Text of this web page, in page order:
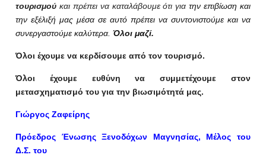
τουρισμού και πρέπει να καταλάβουμε ότι γιατην επιβίωση και
την εξέλιξή μας μέσα σε αυτό πρέπει να συντονιστούμε και να
συνεργαστούμε καλύτερα. Όλοι μαζί.
Όλοι έχουμε να κερδίσουμε από τον τουρισμό.
Όλοι έχουμε ευθύνη να συμμετέχουμε στον
μετασχηματισμό του για την βιωσιμότητά μας.
Γιώργος Ζαφείρης
Πρόεδρος Ένωσης Ξενοδόχων Μαγνησίας, Μέλος του
Δ.Σ. του